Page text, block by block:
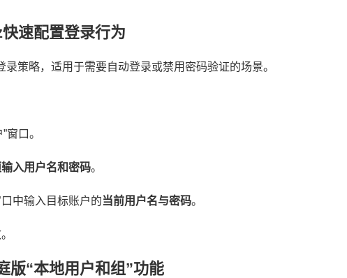
速配置登录行为
策略，适用于需要自动登录或禁用密码验证的场景。
窗口。
入用户名和密码。
中输入目标账户的当前用户名与密码。
版“本地用户和组”功能